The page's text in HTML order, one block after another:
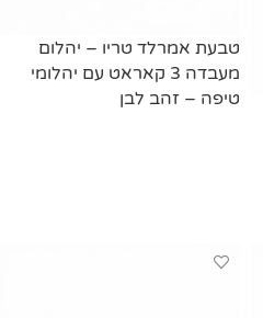
טבעת אמרלד טריו – יהלום
מעבדה 3 קאראט עם יהלומי
טיפה – זהב לבן